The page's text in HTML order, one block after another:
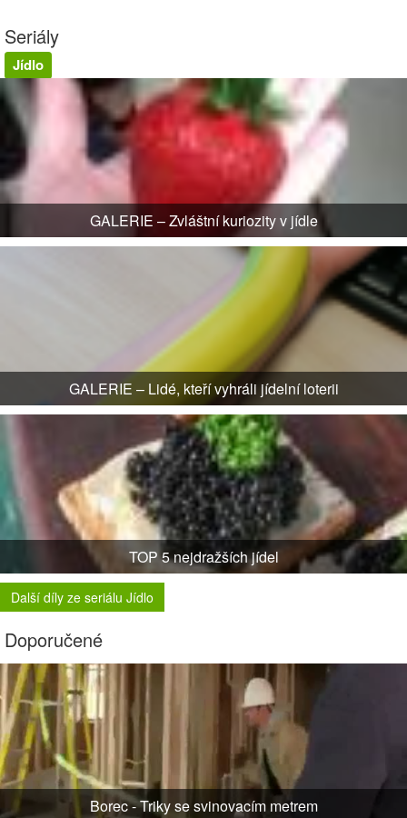
Seriály
Jídlo
GALERIE – Zvláštní kuriozity v jídle
GALERIE – Lidé, kteří vyhráli jídelní loterii
TOP 5 nejdražších jídel
Další díly ze seriálu Jídlo
Doporučené
Borec - Triky se svinovacím metrem